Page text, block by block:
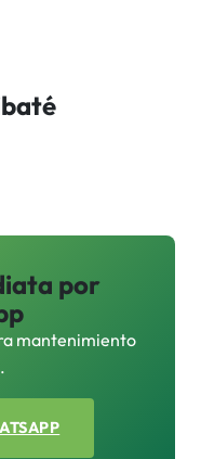
por
mantenimiento